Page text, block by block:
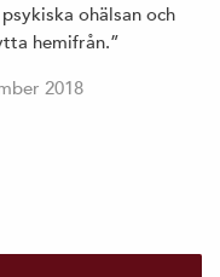
ohälsan och
hemifrån.”
2018